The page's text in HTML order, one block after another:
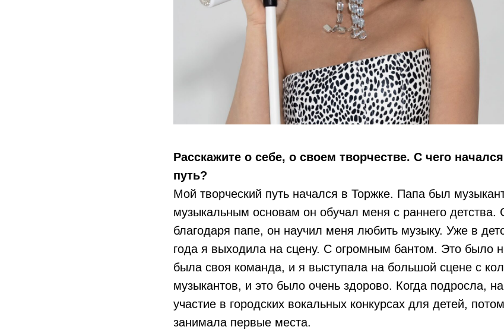
Расскажите о себе, о своем творчестве. С чего
путь?
Мой творческий путь начался в Торжке. Папа был
музыкальным основам он обучал меня с раннего детства.
благодаря папе, он научил меня любить музыку. Уже в
года я выходила на сцену. С огромным бантом. Это было
была своя команда, и я выступала на большой сцене с
музыкантов, и это было очень здорово. Когда подросла,
участие в городских вокальных конкурсах для детей,
занимала первые места.